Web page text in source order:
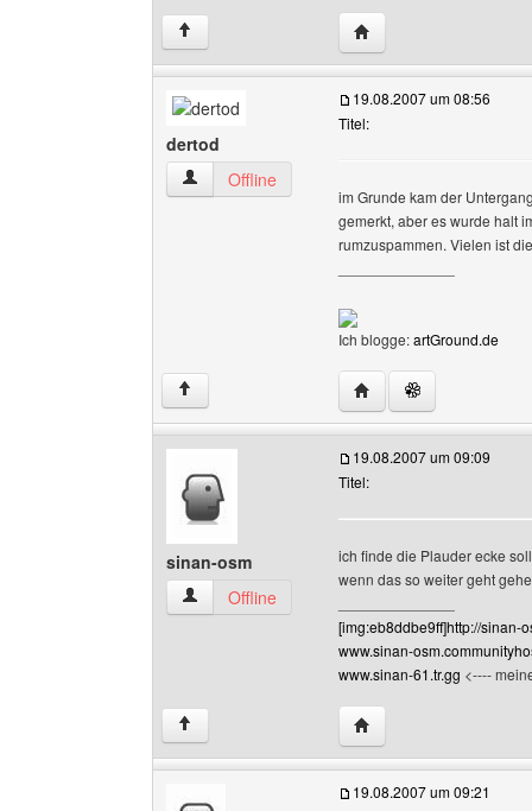
↑ Website dieses
dertod
dertod Benutzer-Profile anzeigen
Offline
19.08.2007 um 08:56
Titel:
im Grunde kam der
gemerkt, aber es wurde halt
rumzuspammen. Vielen ist
Ich blogge:artGround.de
↑ Website dieses
sinan-osm
sinan-osm Benutzer-Profile anzeigen
Offline
19.08.2007 um 09:09
Titel:
ich finde die Plauder ecke
wenn das so weiter geht
[img:eb8ddbe9ff]http://sinan-
www.sinan-
www.sinan-61.tr.gg <----
↑ Website dieses
19.08.2007 um 09:21